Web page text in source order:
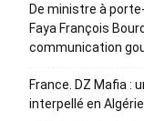
De ministre à
Faya François
communication
France. DZ Mafia :
interpellé en Algérie